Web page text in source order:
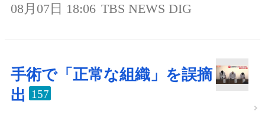
08月07日 18:06 TBS NEWS DIG
手術で「正常な組織」を誤摘
出
157